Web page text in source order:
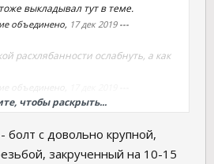
выкладывал тут в теме.
объединено, 17 дек 2019---
расхлябанности ослабнуть, а как
833687
чтобы раскрыть...
болт с довольно крупной,
закрученный на 10-15